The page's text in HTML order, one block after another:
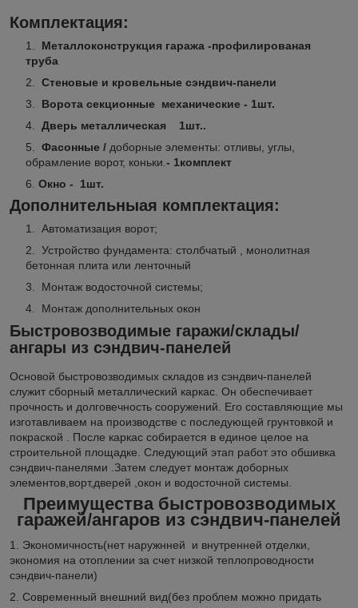
Комплектация:
Металлоконструкция гаража -профилированая
труба
Стеновые и кровельные сэндвич-панели
Ворота секционные механические - 1шт.
Дверь металлическая 1шт..
Фасонные / доборные элементы: отливы, углы,
обрамление ворот, коньки. - 1комплект
Окно - 1шт.
Дополнительныая комплектация:
Автоматизация ворот;
Устройство фундамента: столбчатый , монолитная
бетонная плита или ленточный
Монтаж водосточной системы;
Монтаж дополнительных окон
Быстровозводимые гаражи/склады/
ангары из сэндвич-панелей
Основой быстровозводимых складов из сэндвич-панелей
служит сборный металлический каркас. Он обеспечивает
прочность и долговечность сооружений. Его составляющие мы
изготавливаем на производстве с последующей грунтовкой и
покраской . После каркас собирается в единое целое на
строительной площадке. Следующий этап работ это обшивка
сэндвич-панелями .Затем следует монтаж доборных
элементов,ворт,дверей ,окон и водосточной системы.
Преимущества быстровозводимых
гаражей/ангаров из сэндвич-панелей
1. Экономичность(нет наружнней и внутренней отделки,
экономия на отоплении за счет низкой теплопроводности
сэндвич-панели)
2. Современный внешний вид(без проблем можно придать